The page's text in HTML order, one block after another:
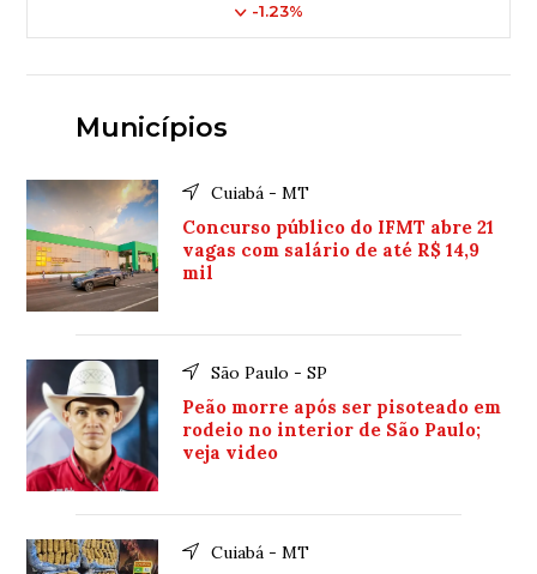
-1.23%
Municípios
Cuiabá - MT
Concurso público do IFMT abre 21
vagas com salário de até R$ 14,9
mil
São Paulo - SP
Peão morre após ser pisoteado em
rodeio no interior de São Paulo;
veja video
Cuiabá - MT